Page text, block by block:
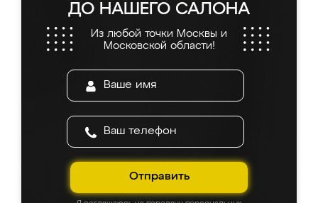
ДО НАШЕГО САЛОНА
Из любой точки Москвы и
Московской области!
Отправить